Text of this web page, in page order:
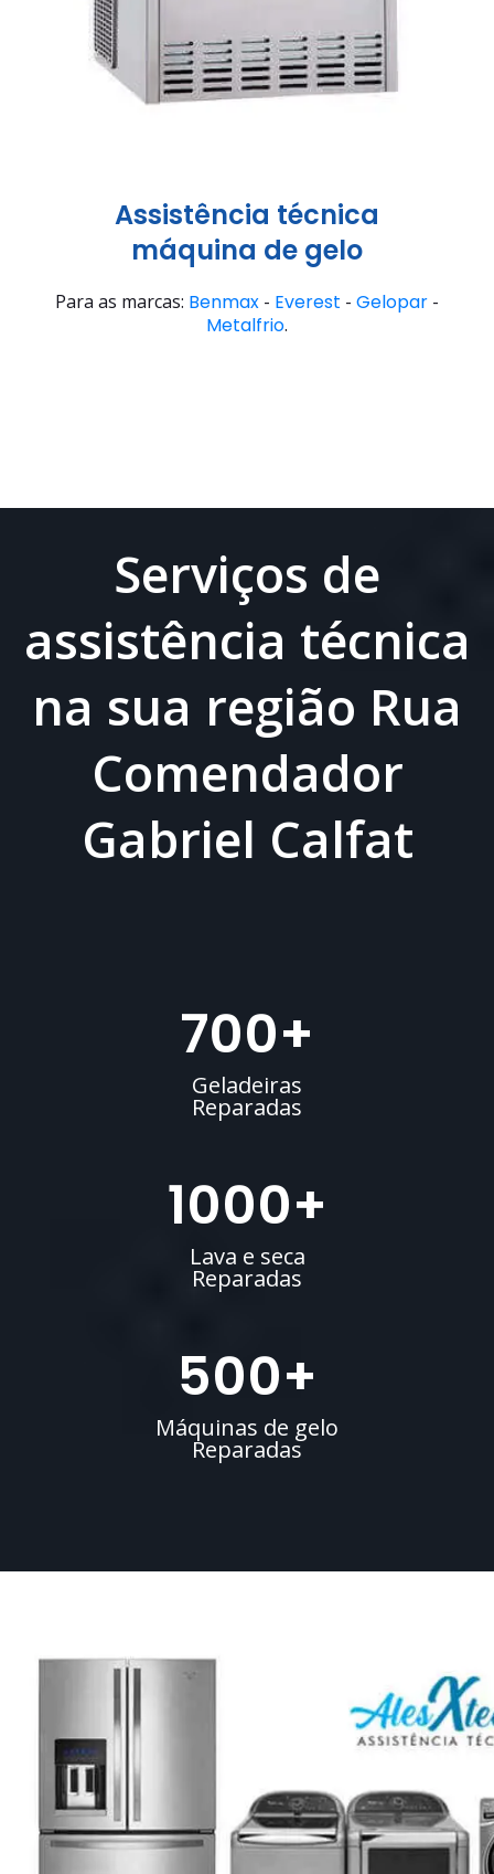
Assistência técnica
máquina de gelo
Para as marcas: Benmax - Everest - Gelopar -
Metalfrio.
Serviços de
assistência técnica
na sua região Rua
Comendador
Gabriel Calfat
700+
Geladeiras
Reparadas
1000+
Lava e seca
Reparadas
500+
Máquinas de gelo
Reparadas